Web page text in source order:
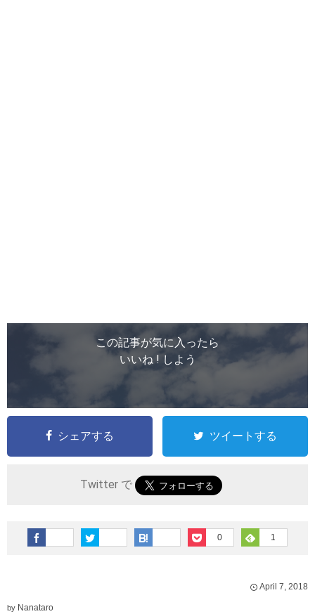
この記事が気に入ったら
いいね ! しよう
シェアする ツイートする
Twitter で
0 1
April 7, 2018
by Nanataro